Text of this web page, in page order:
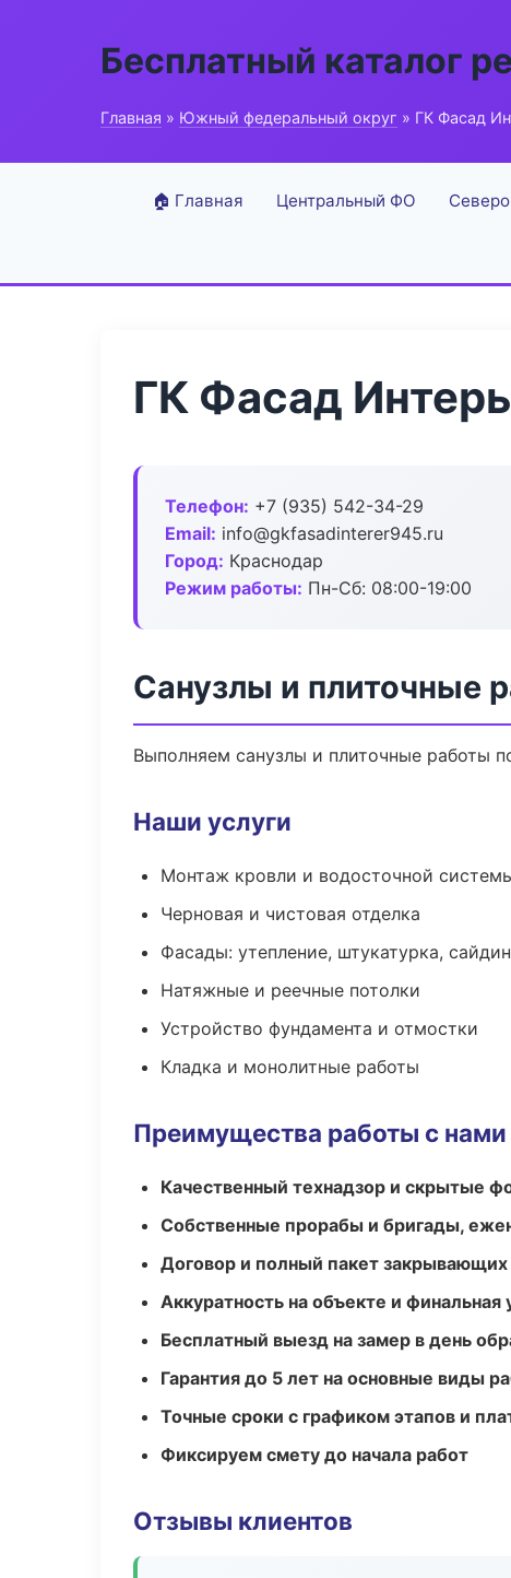
Бесплатный каталог
Главная » Южный федеральный округ » ГК Фасад
🏠 Главная Центральный ФО
ГК Фасад
Телефон: +7 (935) 542-34-29
Email: info@gkfasadinterer945.ru
Город: Краснодар
Режим работы: Пн-Сб: 08:00-19:00
Санузлы и плиточные
Выполняем санузлы и плиточные работы
Наши услуги
Монтаж кровли и водосточной
Черновая и чистовая отделка
Фасады: утепление, штукатурка,
Натяжные и реечные потолки
Устройство фундамента и отмостки
Кладка и монолитные работы
Преимущества работы с нами
Качественный технадзор и скрытые
Собственные прорабы и бригады,
Договор и полный пакет
Аккуратность на объекте и финальная
Бесплатный выезд на замер в день
Гарантия до 5 лет на основные виды
Точные сроки с графиком этапов и
Фиксируем смету до начала работ
Отзывы клиентов